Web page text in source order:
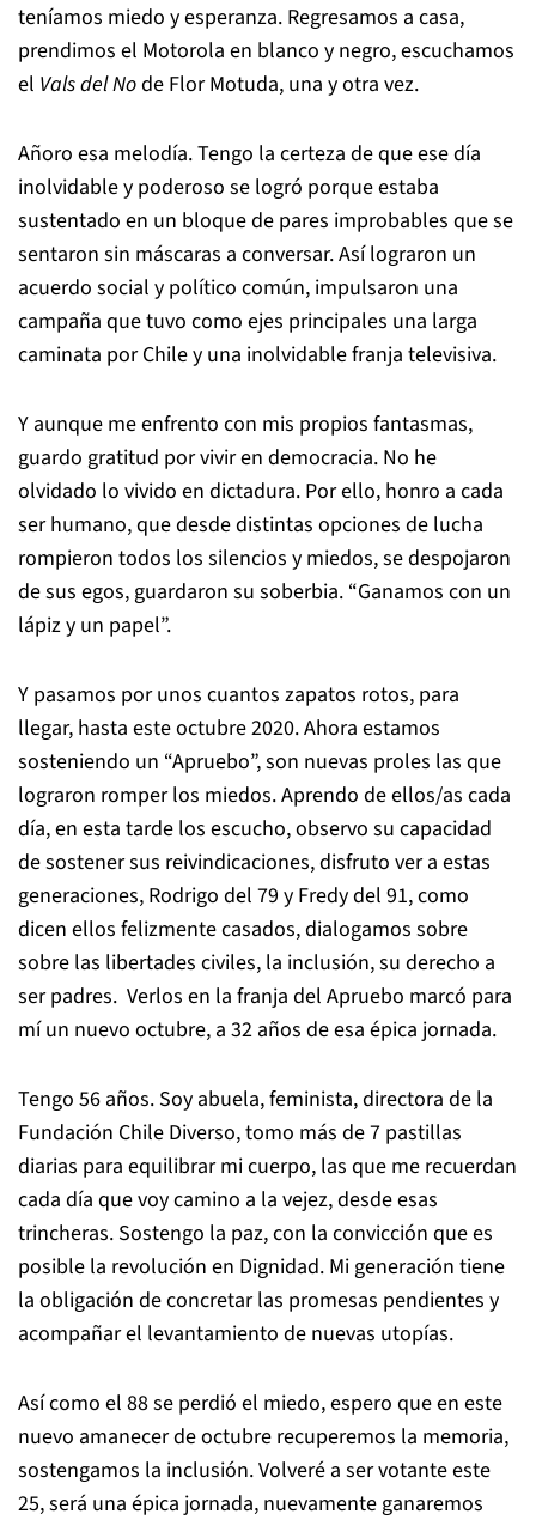
teníamos miedo y esperanza. Regresamos a casa,
prendimos el Motorola en blanco y negro, escuchamos
el Vals del Node Flor Motuda, una y otra vez.
Añoro esa melodía. Tengo la certeza de que ese día
inolvidable y poderoso se logró porque estaba
sustentado en un bloque de pares improbables que se
sentaron sin máscaras a conversar. Así lograron un
acuerdo social y político común, impulsaron una
campaña que tuvo como ejes principales una larga
caminata por Chile y una inolvidable franja televisiva.
Y aunque me enfrento con mis propios fantasmas,
guardo gratitud por vivir en democracia. No he
olvidado lo vivido en dictadura. Por ello, honro a cada
ser humano, que desde distintas opciones de lucha
rompieron todos los silencios y miedos, se despojaron
de sus egos, guardaron su soberbia. “Ganamos con un
lápiz y un papel”.
Y pasamos por unos cuantos zapatos rotos, para
llegar, hasta este octubre 2020. Ahora estamos
sosteniendo un “Apruebo”, son nuevas proles las que
lograron romper los miedos. Aprendo de ellos/as cada
día, en esta tarde los escucho, observo su capacidad
de sostener sus reivindicaciones, disfruto ver a estas
generaciones, Rodrigo del 79 y Fredy del 91, como
dicen ellos felizmente casados, dialogamos sobre
sobre las libertades civiles, la inclusión, su derecho a
ser padres. Verlos en la franja del Apruebo marcó para
mí un nuevo octubre, a 32 años de esa épica jornada.
Tengo 56 años. Soy abuela, feminista, directora de la
Fundación Chile Diverso, tomo más de 7 pastillas
diarias para equilibrar mi cuerpo, las que me recuerdan
cada día que voy camino a la vejez, desde esas
trincheras. Sostengo la paz, con la convicción que es
posible la revolución en Dignidad. Mi generación tiene
la obligación de concretar las promesas pendientes y
acompañar el levantamiento de nuevas utopías.
Así como el 88 se perdió el miedo, espero que en este
nuevo amanecer de octubre recuperemos la memoria,
sostengamos la inclusión. Volveré a ser votante este
25, será una épica jornada, nuevamente ganaremos